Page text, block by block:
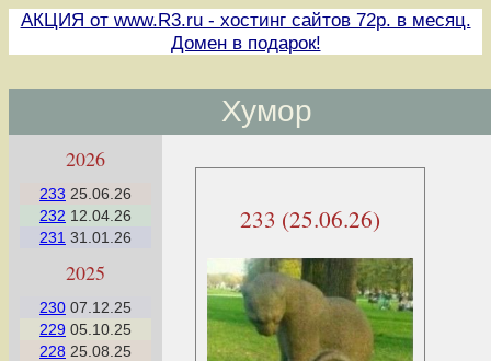
АКЦИЯ от www.R3.ru - хостинг сайтов 72р. в месяц.
Домен в подарок!
Хумор
2026
233 25.06.26
232 12.04.26
231 31.01.26
2025
230 07.12.25
229 05.10.25
228 25.08.25
233 (25.06.26)